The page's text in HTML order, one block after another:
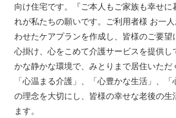
向け住宅です。
『ご本人もご家族も幸せ
れが私たちの願いです。ご利用者様 お一
わせたケアプランを作成し、皆様のご要望
心掛け、心をこめて介護サービスを提供し
かな静かな環境で、みとりまで居住いただ
「心温まる介護」、「心豊かな生活」、
の理念を大切にし、皆様の幸せな老後の生
ます。